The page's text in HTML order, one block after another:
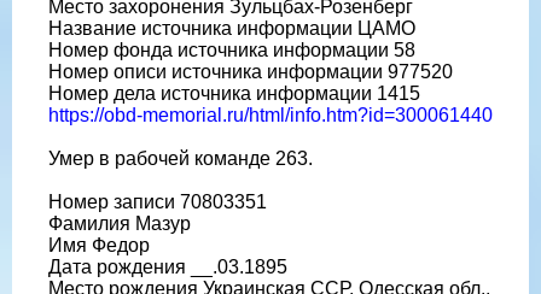
Место захоронения Зульцбах-Розенберг
Название источника информации ЦАМО
Номер фонда источника информации 58
Номер описи источника информации 977520
Номер дела источника информации 1415
https://obd-memorial.ru/html/info.htm?id=300061440
Умер в рабочей команде 263.
Номер записи 70803351
Фамилия Мазур
Имя Федор
Дата рождения __.03.1895
Место рождения Украинская ССР, Одесская обл.,